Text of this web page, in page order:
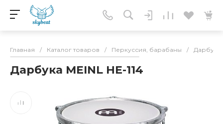
Главная / Каталог товаров / Перкуссия, барабаны /
Дарбука MEINL HE-114